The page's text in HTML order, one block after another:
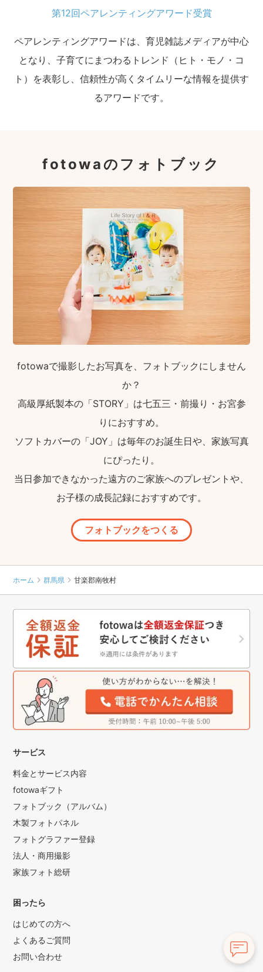
第12回ペアレンティングアワード受賞
ペアレンティングアワードは、育児雑誌メディアが中心
となり、子育てにまつわるトレンド（ヒト・モノ・コ
ト）を表彰し、信頼性が高くタイムリーな情報を提供す
るアワードです。
fotowaのフォトブック
fotowaで撮影したお写真を、フォトブックにしません
か？
高級厚紙製本の「STORY」は七五三・前撮り・お宮参
りにおすすめ。
ソフトカバーの「JOY」は毎年のお誕生日や、家族写真
にぴったり。
当日参加できなかった遠方のご家族へのプレゼントや、
お子様の成長記録におすすめです。
フォトブックをつくる
ホーム 群馬県 甘楽郡南牧村
サービス
料金とサービス内容
fotowaギフト
フォトブック（アルバム）
木製フォトパネル
フォトグラファー登録
法人・商用撮影
家族フォト総研
困ったら
はじめての方へ
よくあるご質問
お問い合わせ